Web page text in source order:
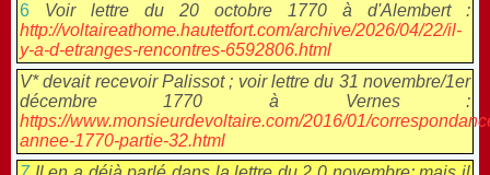
6Voir lettre du 20 octobre 1770 à d'Alembert :
http://voltaireathome.hautetfort.com/archive/2026/04/22/il-
y-a-d-etranges-rencontres-6592806.html
V* devait recevoir Palissot ; voir lettre du 31 novembre/1er
décembre 1770 à Vernes :
https://www.monsieurdevoltaire.com/2016/01/
annee-1770-partie-32.html